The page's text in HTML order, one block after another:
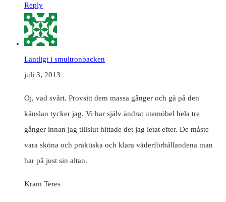
Reply
Lantligt i smultronbacken
juli 3, 2013
Oj, vad svårt. Provsitt dem massa gånger och gå på den
känslan tycker jag. Vi har själv ändrat utemöbel hela tre
gånger innan jag tillslut hittade det jag letat efter. De måste
vara sköna och praktiska och klara väderförhållandena man
har på just sin altan.
Kram Teres